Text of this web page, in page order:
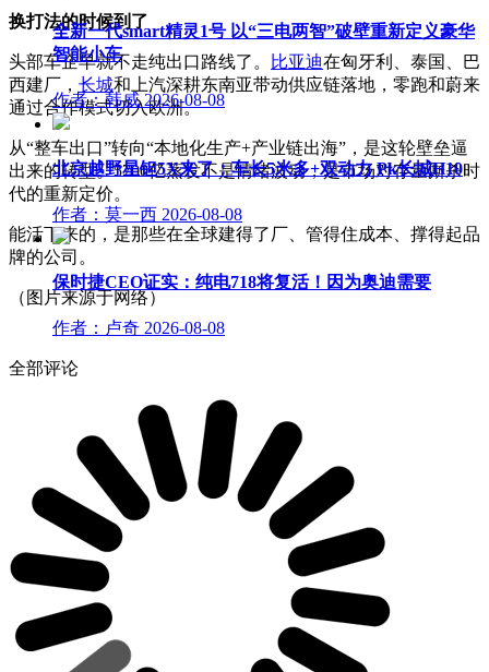
换打法的时候到了
头部车企早就不走纯出口路线了。 比亚迪在匈牙利、泰国、巴
西建厂， 长城和上汽深耕东南亚带动供应链落地，零跑和蔚来
通过合作模式切入欧洲。
从“整车出口”转向“本地化生产+产业链出海”，是这轮壁垒逼
出来的转型。5700亿蒸发不是情绪波动，是市场对存量厮杀时
代的重新定价。
能活下来的，是那些在全球建得了厂、管得住成本、撑得起品
牌的公司。
（图片来源于网络）
全新一代smart精灵1号 以“三电两智”破壁重新定义豪华
智能小车
作者：韩威 2026-08-08
北京越野星钽5X来了：车长5米多+双动力 Pk长城H10
作者：莫一西 2026-08-08
保时捷CEO证实：纯电718将复活！因为奥迪需要
作者：卢奇 2026-08-08
全部评论